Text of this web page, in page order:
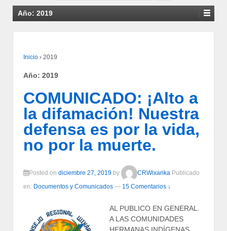
Año: 2019
Inicio › 2019
Año: 2019
COMUNICADO: ¡Alto a
la difamación! Nuestra
defensa es por la vida,
no por la muerte.
Posted on diciembre 27, 2019 by CRWixarika Publicado
en: Documentos y Comunicados — 15 Comentarios ↓
AL PUBLICO EN GENERAL.
A LAS COMUNIDADES